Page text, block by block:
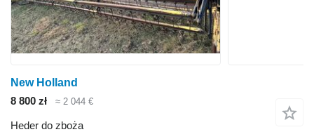
New Holland
8 800 zł
≈ 2 044 €
Heder do zboża